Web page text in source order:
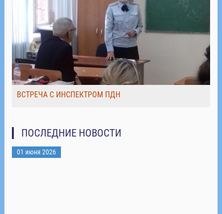
ВСТРЕЧА С ИНСПЕКТРОМ ПДН
ПОСЛЕДНИЕ НОВОСТИ
01 июня 2026